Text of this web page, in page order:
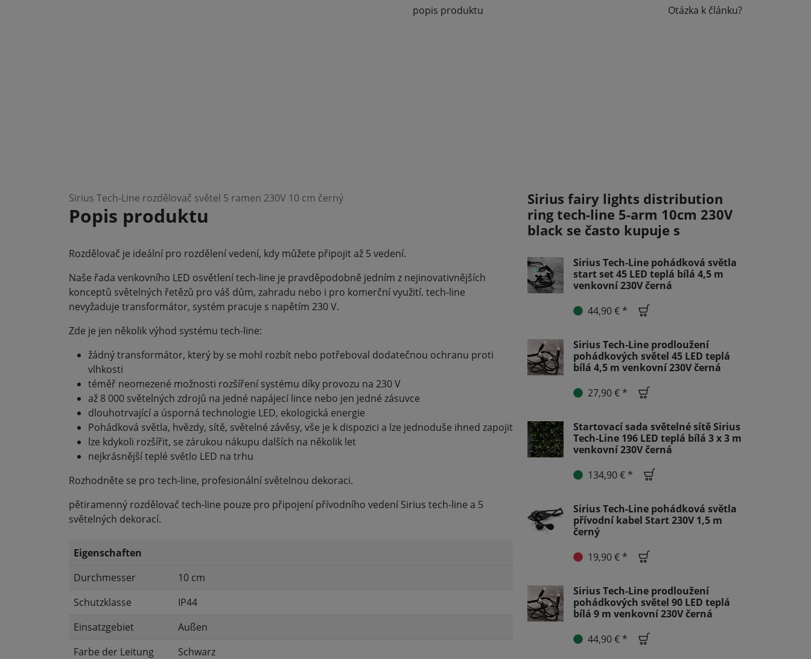
popis produktu Otázka k článku?
Sirius Tech-Line rozdělovač světel 5 ramen 230V 10 cm černý
Popis produktu
Rozdělovač je ideální pro rozdělení vedení, kdy můžete připojit až 5 vedení.
Naše řada venkovního LED osvětlení tech-line je pravděpodobně jedním z nejinovativnějších
konceptů světelných řetězů pro váš dům, zahradu nebo i pro komerční využití. tech-line
nevyžaduje transformátor, systém pracuje s napětím 230 V.
Zde je jen několik výhod systému tech-line:
žádný transformátor, který by se mohl rozbít nebo potřeboval dodatečnou ochranu proti
vlhkosti
téměř neomezené možnosti rozšíření systému díky provozu na 230 V
až 8 000 světelných zdrojů na jedné napájecí lince nebo jen jedné zásuvce
dlouhotrvající a úsporná technologie LED, ekologická energie
Pohádková světla, hvězdy, sítě, světelné závěsy, vše je k dispozici a lze jednoduše ihned zapojit
lze kdykoli rozšířit, se zárukou nákupu dalších na několik let
nejkrásnější teplé světlo LED na trhu
Rozhodněte se pro tech-line, profesionální světelnou dekoraci.
pětiramenný rozdělovač tech-line pouze pro připojení přívodního vedení Sirius tech-line a 5
světelných dekorací.
Eigenschaften
Durchmesser
10 cm
Schutzklasse
IP44
Einsatzgebiet
Außen
Farbe der Leitung
Schwarz
Sirius fairy lights distribution
ring tech-line 5-arm 10cm 230V
black se často kupuje s
Sirius Tech-Line pohádková světla
start set 45 LED teplá bílá 4,5 m
venkovní 230V černá
44,90 € *
Sirius Tech-Line prodloužení
pohádkových světel 45 LED teplá
bílá 4,5 m venkovní 230V černá
27,90 € *
Startovací sada světelné sítě Sirius
Tech-Line 196 LED teplá bílá 3 x 3 m
venkovní 230V černá
134,90 € *
Sirius Tech-Line pohádková světla
přívodní kabel Start 230V 1,5 m
černý
19,90 € *
Sirius Tech-Line prodloužení
pohádkových světel 90 LED teplá
bílá 9 m venkovní 230V černá
44,90 € *